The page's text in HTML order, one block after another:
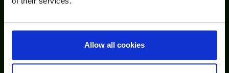
Allow all cookies
ovocia – od domáceho po exotické, od trpkého po sladké –
každý si tu nájde svojho „miláčika“! Aj pestrá rôznorodosť
ľadových čajov a čajových nápojov je prísľubom osvieženia
a pôžitku: Starostlivo vyberané druhy čajov sa podľa